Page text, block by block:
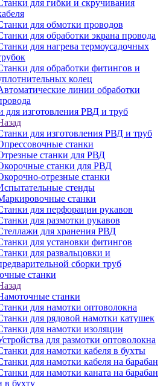
для гибки и скручивания
для обмотки проводов
для обработки экрана провода
для нагрева термоусадочных
для обработки фитингов и
колец
линии обработки
для изготовления РВД и труб
для изготовления РВД и труб
станки
станки для РВД
станки для РВД
отрезные станки
стенды
станки
для перфорации рукавов
для размотки рукавов
для хранения РВД
для установки фитингов
для развальцовки и
сборки труб
станки
станки
для намотки оптоволокна
для рядовой намотки катушек
для намотки изоляции
для размотки оптоволокна
для намотки кабеля в бухты
для намотки кабеля на барабан
для намотки каната на барабан
в бухту